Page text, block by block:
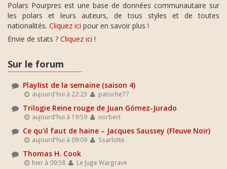
Polars Pourpres est une base de données communautaire sur
les polars et leurs auteurs, de tous styles et de toutes
nationalités. Cliquez ici pour en savoir plus !
Envie de stats ? Cliquez ici !
Sur le forum
Playlist de la semaine (saison 4)
aujourd'hui à 22:23 patoche77
Trilogie Reine rouge de Juan Gómez-Jurado
aujourd'hui à 19:59 norbert
Ce qu'il faut de haine – Jacques Saussey (Fleuve Noir)
aujourd'hui à 09:09 Ssarlotte
Thomas H. Cook
hier à 09:58 Le Juge Wargrave